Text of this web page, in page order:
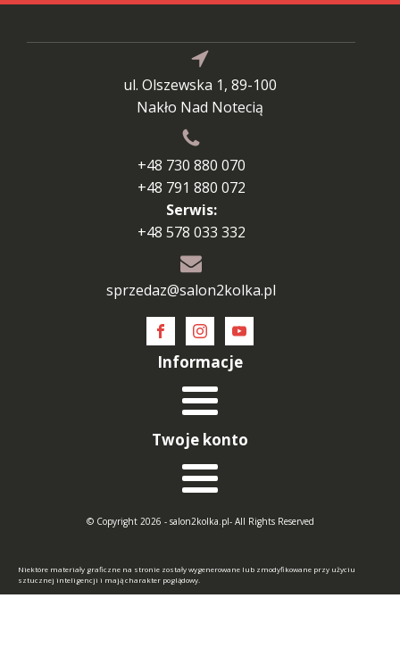
ul. Olszewska 1, 89-100
Nakło Nad Notecią
+48 730 880 070
+48 791 880 072
Serwis:
+48 578 033 332
sprzedaz@salon2kolka.pl
Informacje
Twoje konto
© Copyright 2026 - salon2kolka.pl- All Rights Reserved
Niektóre materiały graficzne na stronie zostały wygenerowane lub zmodyfikowane przy użyciu
sztucznej inteligencji i mają charakter poglądowy.